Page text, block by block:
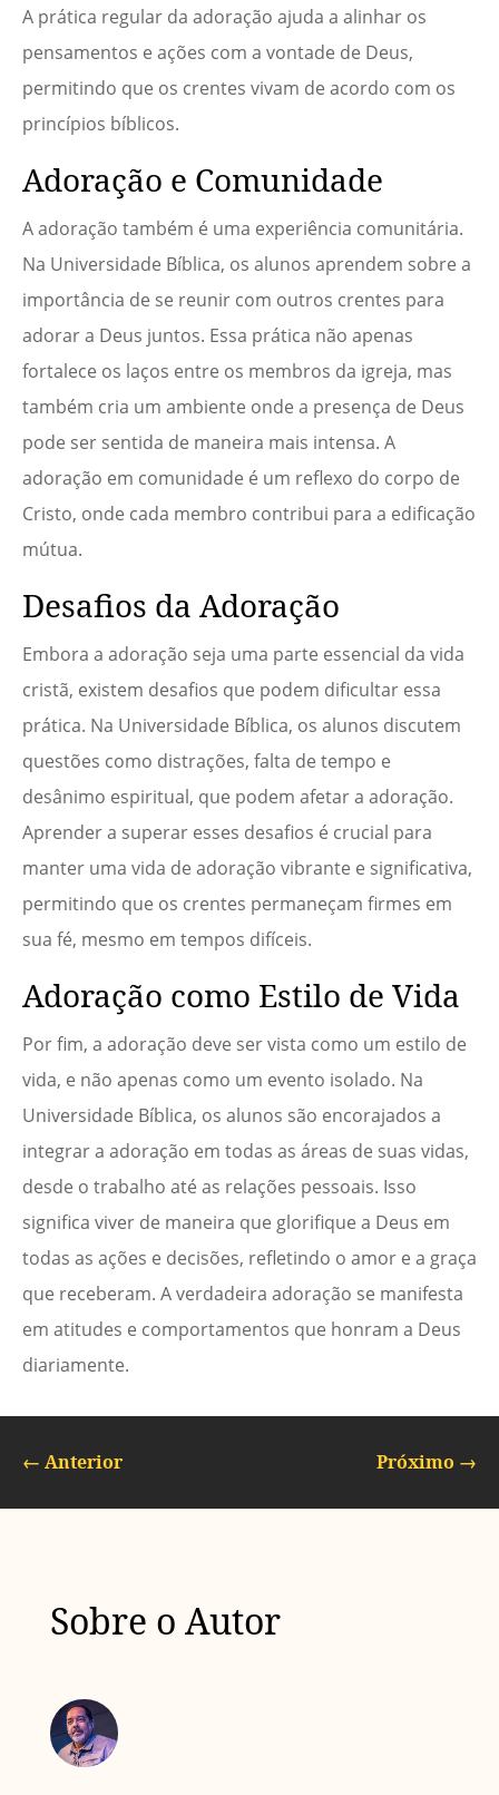
A prática regular da adoração ajuda a alinhar os
pensamentos e ações com a vontade de Deus,
permitindo que os crentes vivam de acordo com os
princípios bíblicos.
Adoração e Comunidade
A adoração também é uma experiência comunitária.
Na Universidade Bíblica, os alunos aprendem sobre a
importância de se reunir com outros crentes para
adorar a Deus juntos. Essa prática não apenas
fortalece os laços entre os membros da igreja, mas
também cria um ambiente onde a presença de Deus
pode ser sentida de maneira mais intensa. A
adoração em comunidade é um reflexo do corpo de
Cristo, onde cada membro contribui para a edificação
mútua.
Desafios da Adoração
Embora a adoração seja uma parte essencial da vida
cristã, existem desafios que podem dificultar essa
prática. Na Universidade Bíblica, os alunos discutem
questões como distrações, falta de tempo e
desânimo espiritual, que podem afetar a adoração.
Aprender a superar esses desafios é crucial para
manter uma vida de adoração vibrante e significativa,
permitindo que os crentes permaneçam firmes em
sua fé, mesmo em tempos difíceis.
Adoração como Estilo de Vida
Por fim, a adoração deve ser vista como um estilo de
vida, e não apenas como um evento isolado. Na
Universidade Bíblica, os alunos são encorajados a
integrar a adoração em todas as áreas de suas vidas,
desde o trabalho até as relações pessoais. Isso
significa viver de maneira que glorifique a Deus em
todas as ações e decisões, refletindo o amor e a graça
que receberam. A verdadeira adoração se manifesta
em atitudes e comportamentos que honram a Deus
diariamente.
← Anterior Próximo →
Sobre o Autor